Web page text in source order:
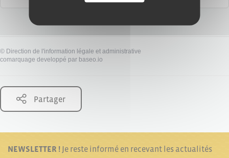
© Direction de l'information légale et administrative
comarquage developpé par baseo.io
Partager
NEWSLETTER ! Je reste informé en recevant les actualités